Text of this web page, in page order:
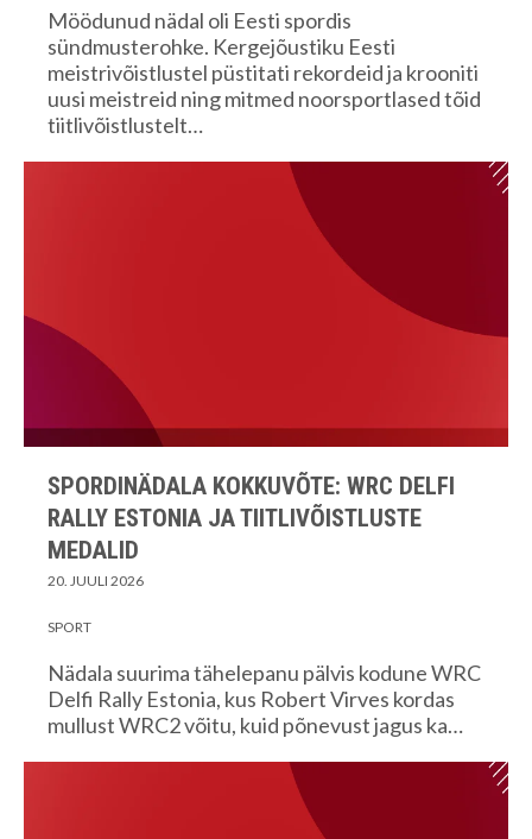
Möödunud nädal oli Eesti spordis
sündmusterohke. Kergejõustiku Eesti
meistrivõistlustel püstitati rekordeid ja krooniti
uusi meistreid ning mitmed noorsportlased tõid
tiitlivõistlustelt…
SPORDINÄDALA KOKKUVÕTE: WRC DELFI
RALLY ESTONIA JA TIITLIVÕISTLUSTE
MEDALID
20. JUULI 2026
SPORT
Nädala suurima tähelepanu pälvis kodune WRC
Delfi Rally Estonia, kus Robert Virves kordas
mullust WRC2 võitu, kuid põnevust jagus ka…